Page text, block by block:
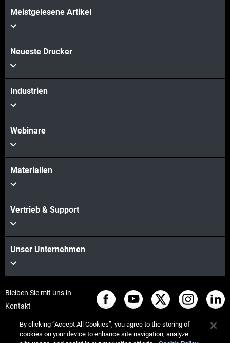
Meistgelesene Artikel
Neueste Drucker
Industrien
Webinare
Materialien
Vertrieb & Support
Unser Unternehmen
Bleiben Sie mit uns in
Kontakt
By clicking “Accept All Cookies”, you agree to the storing of
cookies on your device to enhance site navigation, analyze